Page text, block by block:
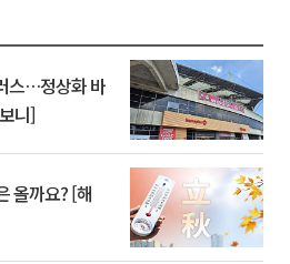
스…정상화 바
니]
올까요? [해